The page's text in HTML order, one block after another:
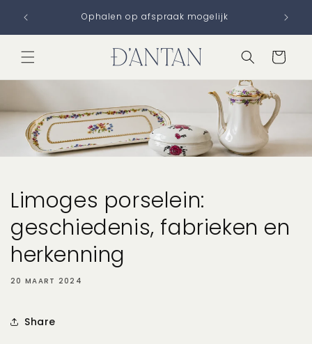
naar de
Verzendkosten vanaf €6,95 — gratis bij
bestellingen boven €75
Limoges porselein:
geschiedenis, fabrieken en
herkenning
20 MAART 2024
Share